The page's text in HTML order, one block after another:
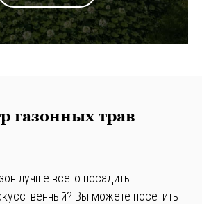
газонных трав
лучше всего посадить:
Вы можете посетить